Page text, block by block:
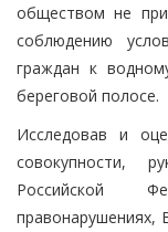
обществом не
соблюдению
граждан к
береговой полосе.
Исследовав и
совокупности,
Российской
правонарушениях,